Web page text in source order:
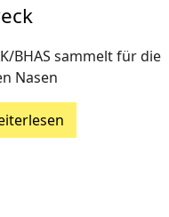
BHAS sammelt für die
Nasen